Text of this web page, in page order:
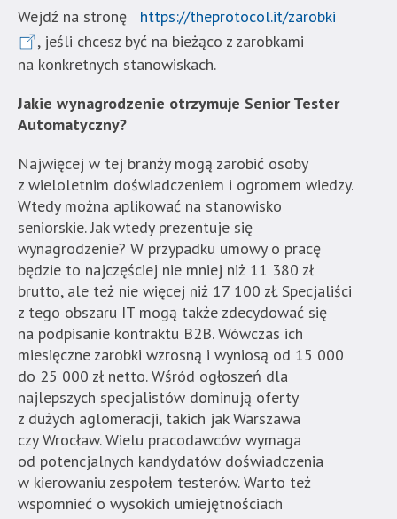
Wejdź na stronę
https://theprotocol.it/zarobki
, jeśli chcesz być na bieżąco z zarobkami
na konkretnych stanowiskach.
Jakie wynagrodzenie otrzymuje Senior Tester
Automatyczny?
Najwięcej w tej branży mogą zarobić osoby
z wieloletnim doświadczeniem i ogromem wiedzy.
Wtedy można aplikować na stanowisko
seniorskie. Jak wtedy prezentuje się
wynagrodzenie? W przypadku umowy o pracę
będzie to najczęściej nie mniej niż 11 380 zł
brutto, ale też nie więcej niż 17 100 zł. Specjaliści
z tego obszaru IT mogą także zdecydować się
na podpisanie kontraktu B2B. Wówczas ich
miesięczne zarobki wzrosną i wyniosą od 15 000
do 25 000 zł netto. Wśród ogłoszeń dla
najlepszych specjalistów dominują oferty
z dużych aglomeracji, takich jak Warszawa
czy Wrocław. Wielu pracodawców wymaga
od potencjalnych kandydatów doświadczenia
w kierowaniu zespołem testerów. Warto też
wspomnieć o wysokich umiejętnościach